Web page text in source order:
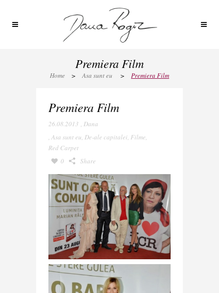
Premiera Film
Home > Asa sunt eu > Premiera Film
Premiera Film
26.08.2013 , Dana
, Asa sunt eu, De-ale capitalei, Filme,
Red Carpet
0
Share